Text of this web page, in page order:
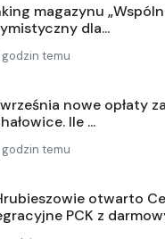
magazynu
dla...
godzin temu
nowe opłaty
Ile ...
godzin temu
otwarto
PCK z